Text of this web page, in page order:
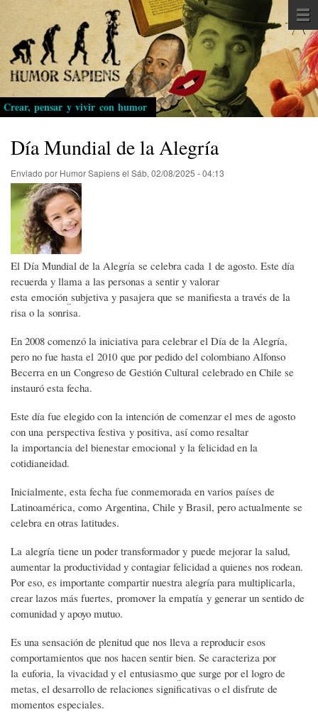
Pasar
al
contenido
principal
Crear, pensar y vivir con humor
Día Mundial de la Alegría
Enviado por Humor Sapiensel Sáb, 02/08/2025 - 04:13
El Día Mundial de la Alegría se celebra cada 1 de agosto. Este día
recuerda y llama a las personas a sentir y valorar
esta emoción subjetiva y pasajera que se manifiesta a través de la
risa o la sonrisa.
En 2008 comenzó la iniciativa para celebrar el Día de la Alegría,
pero no fue hasta el 2010 que por pedido del colombiano Alfonso
Becerra en un Congreso de Gestión Cultural celebrado en Chile se
instauró esta fecha.
Este día fue elegido con la intención de comenzar el mes de agosto
con una perspectiva festiva y positiva, así como resaltar
la importancia del bienestar emocional y la felicidad en la
cotidianeidad.
Inicialmente, esta fecha fue conmemorada en varios países de
Latinoamérica, como Argentina, Chile y Brasil, pero actualmente se
celebra en otras latitudes.
La alegría tiene un poder transformador y puede mejorar la salud,
aumentar la productividad y contagiar felicidad a quienes nos rodean.
Por eso, es importante compartir nuestra alegría para multiplicarla,
crear lazos más fuertes, promover la empatía y generar un sentido de
comunidad y apoyo mutuo.
Es una sensación de plenitud que nos lleva a reproducir esos
comportamientos que nos hacen sentir bien. Se caracteriza por
la euforia, la vivacidad y el entusiasmo que surge por el logro de
metas, el desarrollo de relaciones significativas o el disfrute de
momentos especiales.